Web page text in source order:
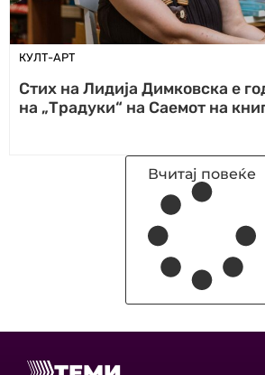
КУЛТ-АРТ
Стих на Лидија Димковска е
на „Традуки“ на Саемот на
Вчитај повеќе